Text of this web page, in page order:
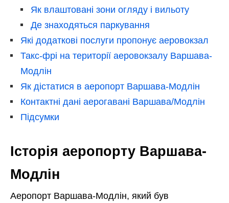
Як влаштовані зони огляду і вильоту
Де знаходяться паркування
Які додаткові послуги пропонує аеровокзал
Такс-фрі на території аеровокзалу Варшава-
Модлін
Як дістатися в аеропорт Варшава-Модлін
Контактні дані аерогавані Варшава/Модлін
Підсумки
Історія аеропорту Варшава-
Модлін
Аеропорт Варшава-Модлін, який був